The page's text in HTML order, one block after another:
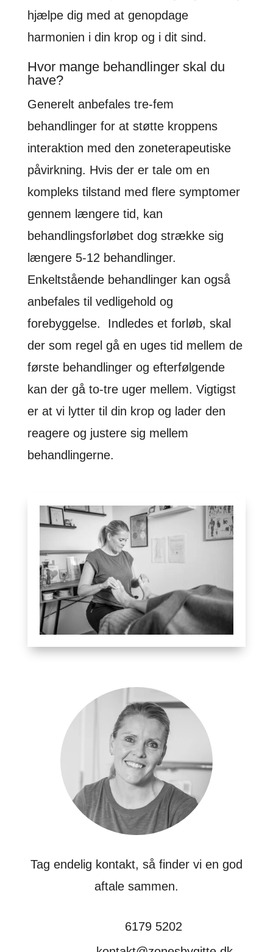
hjælpe dig med at genopdage
harmonien i din krop og i dit sind.
Hvor mange behandlinger skal du
have?
Generelt anbefales tre-fem
behandlinger for at støtte kroppens
interaktion med den zoneterapeutiske
påvirkning. Hvis der er tale om en
kompleks tilstand med flere symptomer
gennem længere tid, kan
behandlingsforløbet dog strække sig
længere 5-12 behandlinger.
Enkeltstående behandlinger kan også
anbefales til vedligehold og
forebyggelse. Indledes et forløb, skal
der som regel gå en uges tid mellem de
første behandlinger og efterfølgende
kan der gå to-tre uger mellem. Vigtigst
er at vi lytter til din krop og lader den
reagere og justere sig mellem
behandlingerne.
Tag endelig kontakt, så finder vi en god
aftale sammen.
6179 5202